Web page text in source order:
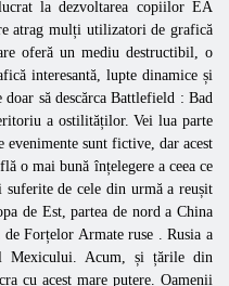
la dezvoltarea copiilorEA
atrag mulți utilizatori de grafică
oferă un mediu destructibil, o
interesantă, lupte dinamice și
doar să descărcaBattlefield :Bad
a ostilităților. Vei lua parte
sunt fictive, dar acest
o mai bună înțelegere a ceea ce
de cele din urmă a reușit
de Est, partea de nord a China
deForțelor Armate ruse . Rusia a
Mexicului. Acum, și țările din
cu acest mare putere. Oamenii